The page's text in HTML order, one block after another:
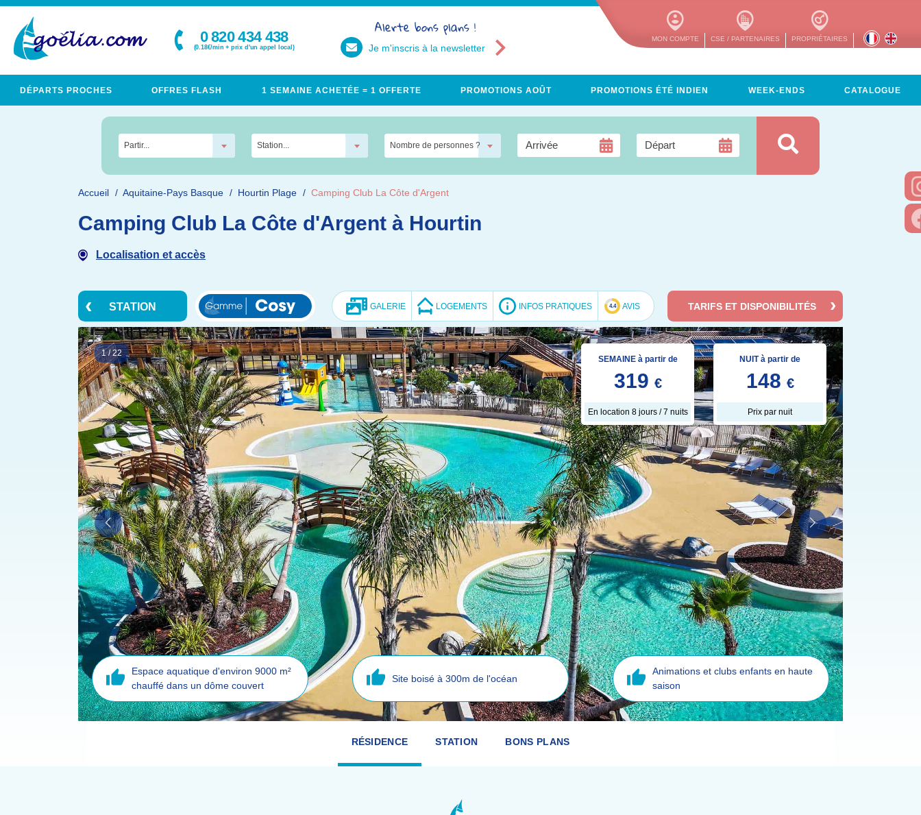
MON COMPTE CSE / PARTENAIRES PROPRIÉTAIRES
0 820 434 438
(0.18€/min + prix d'un appel local)
Alerte bons plans !
Je m'inscris à la newsletter
DÉPARTS PROCHES OFFRES FLASH 1 SEMAINE ACHETÉE = 1 OFFERTE PROMOTIONS AOÛT PROMOTIONS ÉTÉ INDIEN WEEK-ENDS CATALOGUE
Partir... Station... Nombre de personnes ?
Accueil Aquitaine-Pays Basque Hourtin Plage Camping Club La Côte d'Argent
Camping Club La Côte d'Argent à Hourtin
Localisation et accès
STATION GALERIE LOGEMENTS INFOS PRATIQUES AVIS TARIFS ET DISPONIBILITÉS
1/22
SEMAINE à partir de
319 €
En location 8 jours / 7 nuits
NUIT à partir de
148 €
Prix par nuit
Espace aquatique d'environ 9000 m²
chauffé dans un dôme couvert
Site boisé à 300m de l'océan
Animations et clubs enfants en haute
saison
RÉSIDENCE STATION BONS PLANS